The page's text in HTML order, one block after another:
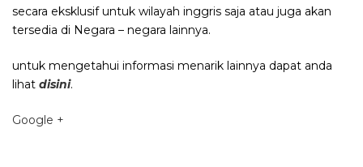
secara eksklusif untuk wilayah inggris saja atau juga akan
tersedia di Negara – negara lainnya.
untuk mengetahui informasi menarik lainnya dapat anda
lihat disini.
Google +